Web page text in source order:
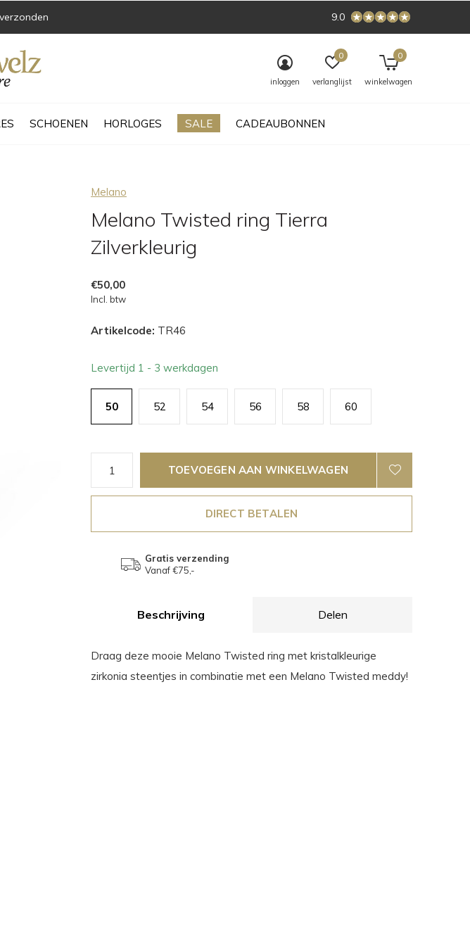
SCHOENEN HORLOGES SALE CADEAUBONNEN
inloggen verlanglijst
0
winkelwagen
0
9.0
Melano
Melano Twisted ring Tierra
Zilverkleurig
€50,00
Incl. btw
Artikelcode: TR46
Levertijd 1 - 3 werkdagen
50 52 54 56 58 60
TOEVOEGEN AAN WINKELWAGEN
DIRECT BETALEN
Gratis verzending
Vanaf €75,-
Beschrijving Delen
Draag deze mooie Melano Twisted ring met kristalkleurige
zirkonia steentjes in combinatie met een Melano Twisted meddy!